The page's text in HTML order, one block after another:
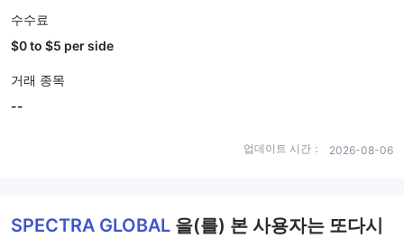
수수료
$0 to $5 per side
거래 종목
--
업데이트 시간： 2026-08-06
SPECTRA GLOBAL 을(를) 본 사용자는 또다시